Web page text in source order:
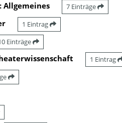
Allgemeines 7 Einträge
1 Eintrag
Einträge
1 Eintrag